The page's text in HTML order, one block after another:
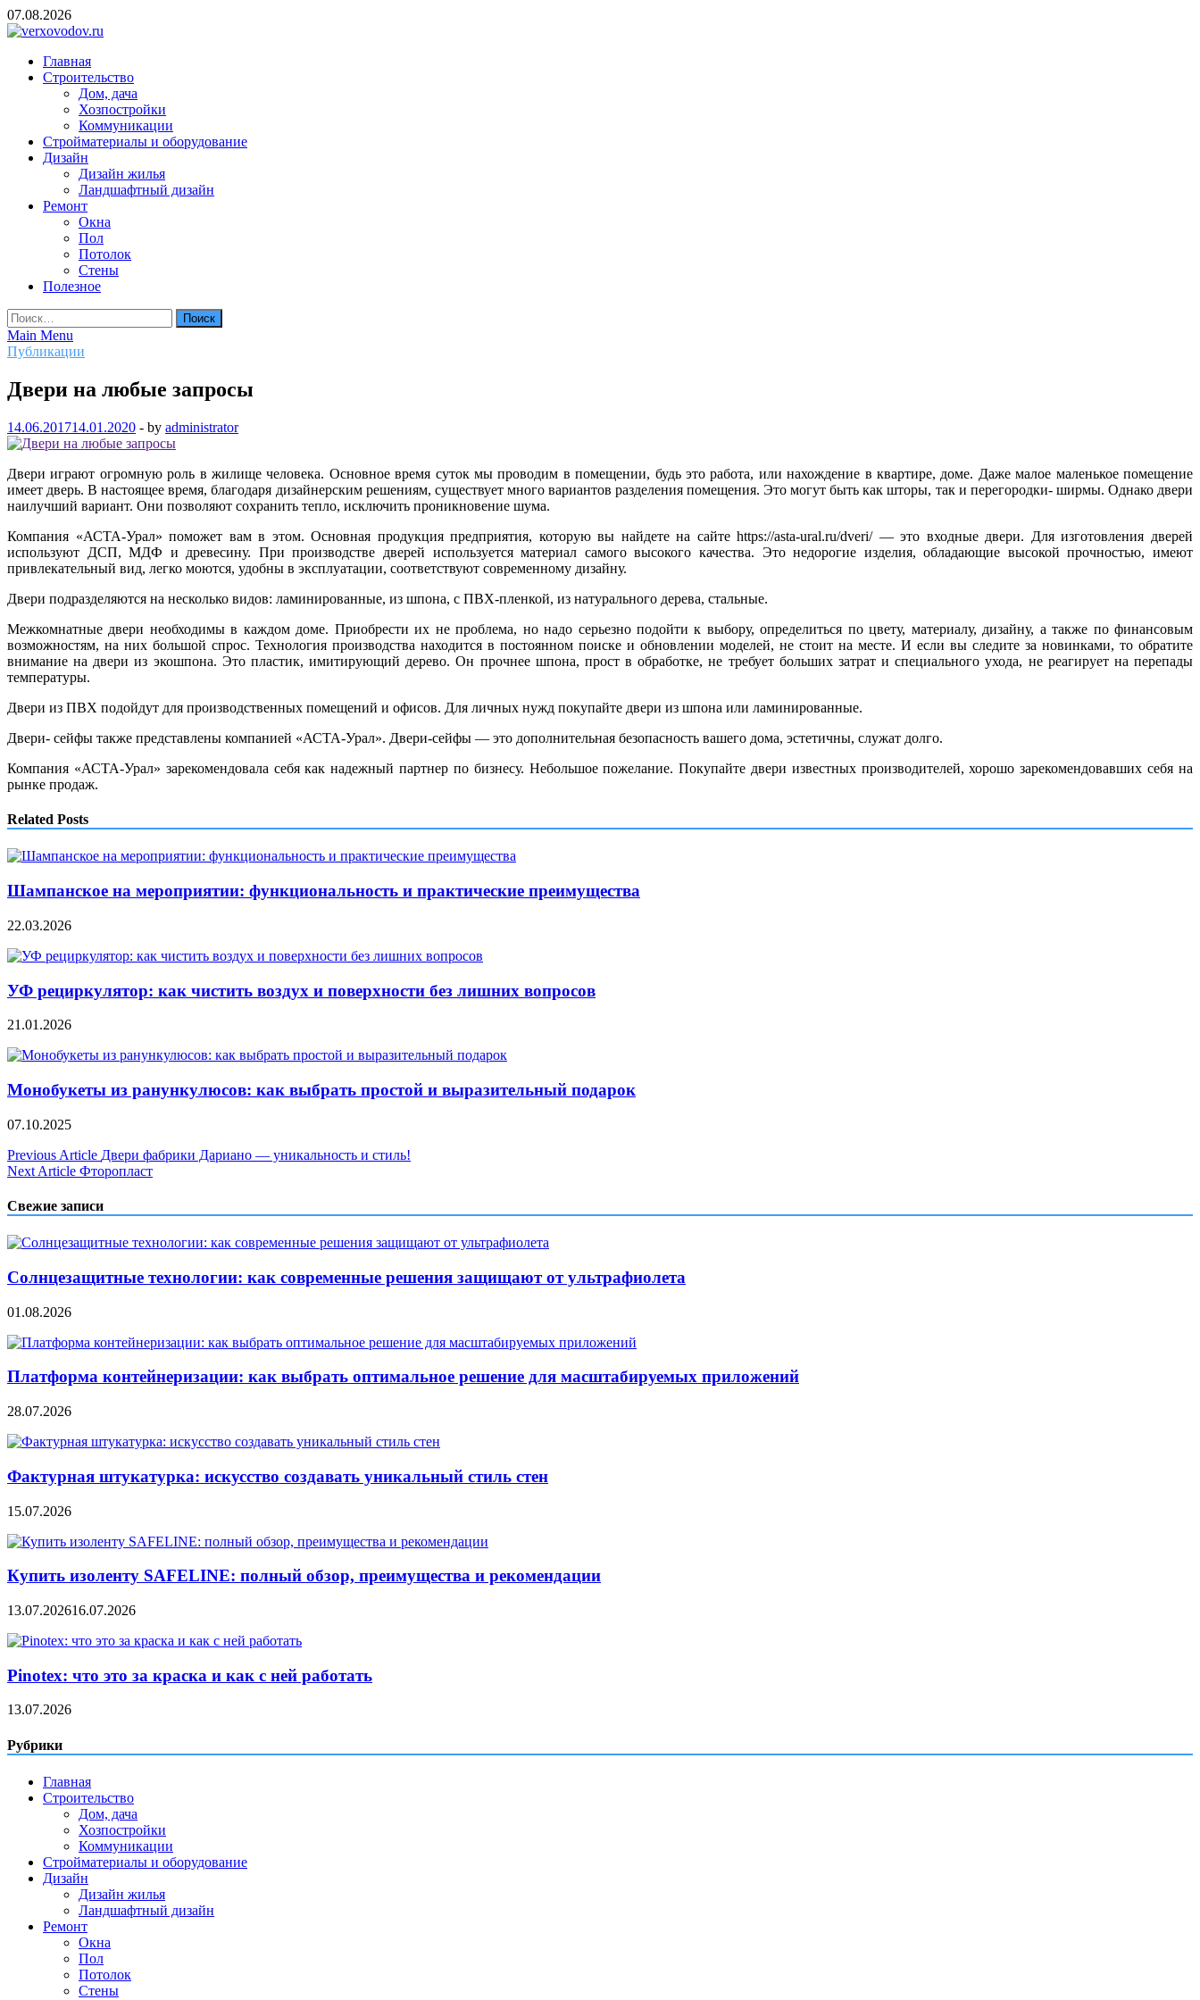
Skip
to
07.08.2026
verxovodov.ru
Ремонт и строительство
Главная
Строительство
Дом, дача
Хозпостройки
Коммуникации
Стройматериалы и оборудование
Дизайн
Дизайн жилья
Ландшафтный дизайн
Ремонт
Окна
Пол
Потолок
Стены
Полезное
Найти:
Main Menu
Публикации
Двери на любые запросы
14.06.201714.01.2020 - by administrator
Двери играют огромную роль в жилище человека. Основное время суток мы проводим в помещении, будь это работа, или нахождение в квартире, доме. Даже малое маленькое помещение
имеет дверь. В настоящее время, благодаря дизайнерским решениям, существует много вариантов разделения помещения. Это могут быть как шторы, так и перегородки- ширмы. Однако двери
наилучший вариант. Они позволяют сохранить тепло, исключить проникновение шума.
Компания «АСТА-Урал» поможет вам в этом. Основная продукция предприятия, которую вы найдете на сайте https://asta-ural.ru/dveri/ — это входные двери. Для изготовления дверей
используют ДСП, МДФ и древесину. При производстве дверей используется материал самого высокого качества. Это недорогие изделия, обладающие высокой прочностью, имеют
привлекательный вид, легко моются, удобны в эксплуатации, соответствуют современному дизайну.
Двери подразделяются на несколько видов: ламинированные, из шпона, с ПВХ-пленкой, из натурального дерева, стальные.
Межкомнатные двери необходимы в каждом доме. Приобрести их не проблема, но надо серьезно подойти к выбору, определиться по цвету, материалу, дизайну, а также по финансовым
возможностям, на них большой спрос. Технология производства находится в постоянном поиске и обновлении моделей, не стоит на месте. И если вы следите за новинками, то обратите
внимание на двери из экошпона. Это пластик, имитирующий дерево. Он прочнее шпона, прост в обработке, не требует больших затрат и специального ухода, не реагирует на перепады
температуры.
Двери из ПВХ подойдут для производственных помещений и офисов. Для личных нужд покупайте двери из шпона или ламинированные.
Двери- сейфы также представлены компанией «АСТА-Урал». Двери-сейфы — это дополнительная безопасность вашего дома, эстетичны, служат долго.
Компания «АСТА-Урал» зарекомендовала себя как надежный партнер по бизнесу. Небольшое пожелание. Покупайте двери известных производителей, хорошо зарекомендовавших себя на
рынке продаж.
Related Posts
Шампанское на мероприятии: функциональность и практические преимущества
22.03.2026
УФ рециркулятор: как чистить воздух и поверхности без лишних вопросов
21.01.2026
Монобукеты из ранункулюсов: как выбрать простой и выразительный подарок
07.10.2025
Навигация
по
записям
Previous Article Двери фабрики Дариано — уникальность и стиль!
Next Article Фторопласт
Свежие записи
Солнцезащитные технологии: как современные решения защищают от ультрафиолета
01.08.2026
Платформа контейнеризации: как выбрать оптимальное решение для масштабируемых приложений
28.07.2026
Фактурная штукатурка: искусство создавать уникальный стиль стен
15.07.2026
Купить изоленту SAFELINE: полный обзор, преимущества и рекомендации
13.07.202616.07.2026
Pinotex: что это за краска и как с ней работать
13.07.2026
Рубрики
Главная
Строительство
Дом, дача
Хозпостройки
Коммуникации
Стройматериалы и оборудование
Дизайн
Дизайн жилья
Ландшафтный дизайн
Ремонт
Окна
Пол
Потолок
Стены